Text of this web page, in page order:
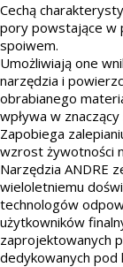
Cechą
pory powstające w
spoiwem.
Umożliwiają one
narzędzia i
obrabianego
wpływa w
Zapobiega
wzrost żywotności
Narzędzia ANDRE
wieloletniemu
technologów
użytkowników
zaprojektowanych
dedykowanych